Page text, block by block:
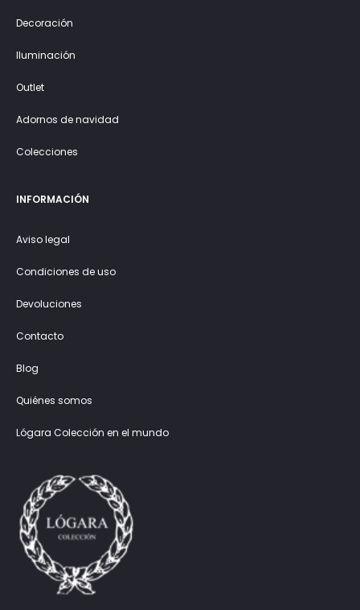
Decoración
Iluminación
Outlet
Adornos de navidad
Colecciones
INFORMACIÓN
Aviso legal
Condiciones de uso
Devoluciones
Contacto
Blog
Quiénes somos
Lógara Colección en el mundo